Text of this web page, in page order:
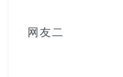
网友二